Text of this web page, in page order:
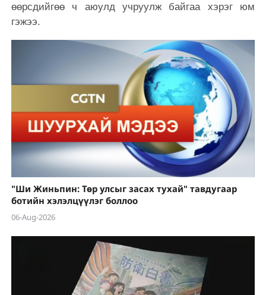
өөрсдийгөө ч аюулд учруулж байгаа хэрэг юм
гэжээ.
"Ши Жиньпин: Төр улсыг засах тухай" тавдугаар
ботийн хэлэлцүүлэг боллоо
06-Aug-2026